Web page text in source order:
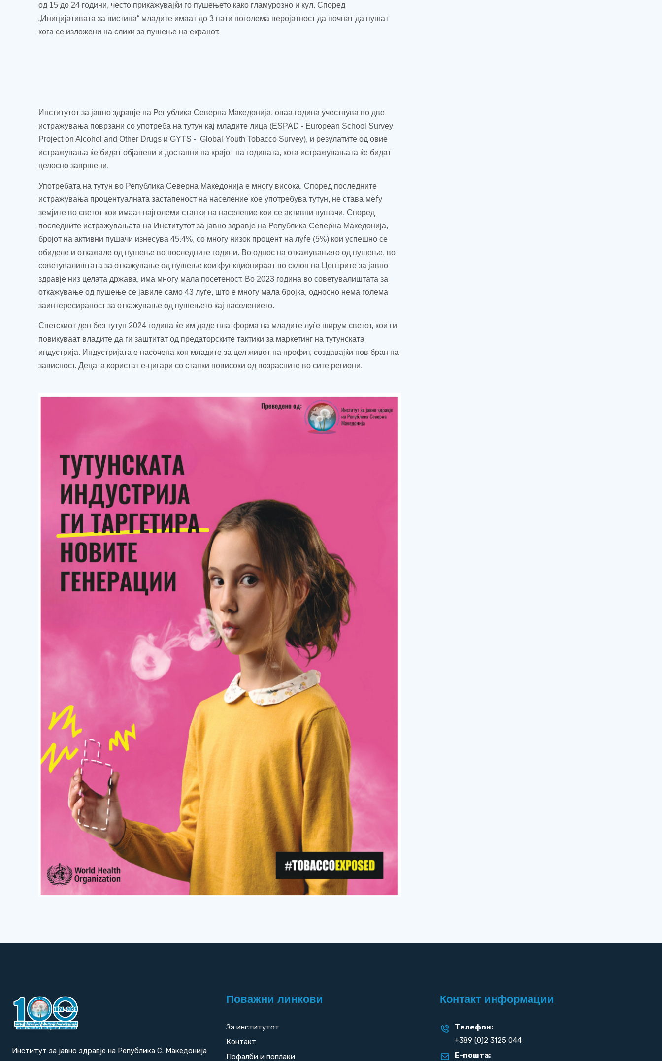
од 15 до 24 години, често прикажувајќи го пушењето како гламурозно и кул. Според
„Иницијативата за вистина“ младите имаат до 3 пати поголема веројатност да почнат да пушат
кога се изложени на слики за пушење на екранот.
Институтот за јавно здравје на Република Северна Македонија, оваа година учествува во две
истражувања поврзани со употреба на тутун кај младите лица (ESPAD - European School Survey
Project on Alcohol and Other Drugs и GYTS - Global Youth Tobacco Survey), и резулатите од овие
истражувања ќе бидат објавени и достапни на крајот на годината, кога истражувањата ќе бидат
целосно завршени.
Употребата на тутун во Република Северна Македонија е многу висока. Според последните
истражувања процентуалната застапеност на население кое употребува тутун, не става меѓу
земјите во светот кои имаат најголеми стапки на население кои се активни пушачи. Според
последните истражувањата на Институтот за јавно здравје на Република Северна Македонија,
бројот на активни пушачи изнесува 45.4%, со многу низок процент на луѓе (5%) кои успешно се
обиделе и откажале од пушење во последните години. Во однос на откажувањето од пушење, во
советувалиштата за откажување од пушење кои функционираат во склоп на Центрите за јавно
здравје низ целата држава, има многу мала посетеност. Во 2023 година во советувалиштата за
откажување од пушење се јавиле само 43 луѓе, што е многу мала бројка, односно нема голема
заинтересираност за откажување од пушењето кај населението.
Светскиот ден без тутун 2024 година ќе им даде платформа на младите луѓе ширум светот, кои ги
повикуваат владите да ги заштитат од предаторските тактики за маркетинг на тутунската
индустрија. Индустријата е насочена кон младите за цел живот на профит, создавајќи нов бран на
зависност. Децата користат е-цигари со стапки повисоки од возрасните во сите региони.
Институт за јавно здравје на Република С. Македонија
Поважни линкови
За институтот
Контакт
Пофалби и поплаки
Контакт информации
Телефон:
+389 (0)2 3125 044
Е-пошта: